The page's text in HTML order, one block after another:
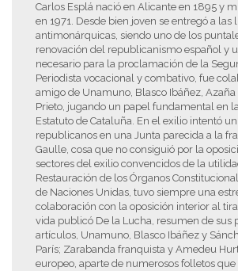
Carlos Esplá nació en Alicante en 1895 y
en 1971. Desde bien joven se entregó a las
antimonárquicas, siendo uno de los
renovación del republicanismo español y
necesario para la proclamación de la
Periodista vocacional y combativo, fue
amigo de Unamuno, Blasco Ibáñez, Azaña
Prieto, jugando un papel fundamental en
Estatuto de Cataluña. En el exilio intentó
republicanos en una Junta parecida a la
Gaulle, cosa que no consiguió por la
sectores del exilio convencidos de la
Restauración de los Órganos
de Naciones Unidas, tuvo siempre una
colaboración con la oposición interior al
vida publicó De la Lucha, resumen de sus
artículos, Unamuno, Blasco Ibáñez y
París; Zarabanda franquista y Amedeu
europeo, aparte de numerosos folletos